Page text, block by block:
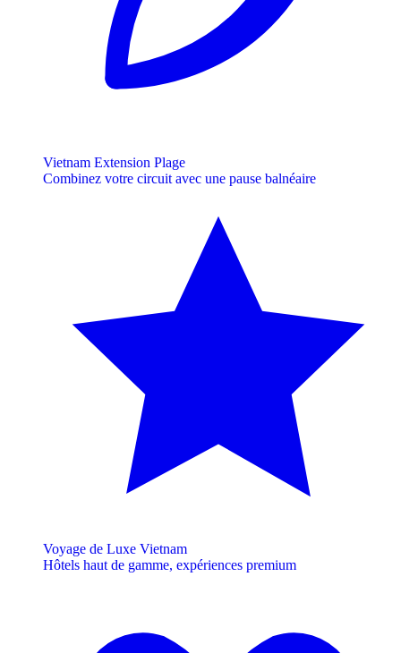
Vietnam Extension Plage
Combinez votre circuit avec une pause balnéaire
Voyage de Luxe Vietnam
Hôtels haut de gamme, expériences premium